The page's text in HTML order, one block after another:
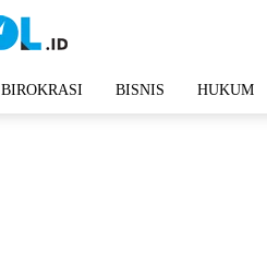
BIROKRASI BISNIS HUKUM